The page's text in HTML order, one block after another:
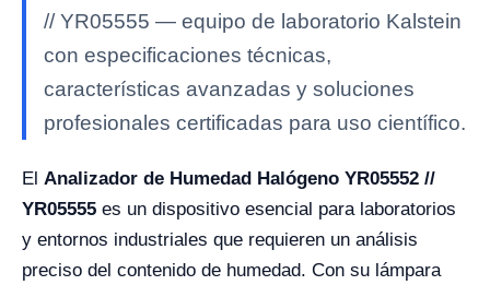
// YR05555 — equipo de laboratorio Kalstein
con especificaciones técnicas,
características avanzadas y soluciones
profesionales certificadas para uso científico.
El Analizador de Humedad Halógeno YR05552 //
YR05555 es un dispositivo esencial para laboratorios
y entornos industriales que requieren un análisis
preciso del contenido de humedad. Con su lámpara